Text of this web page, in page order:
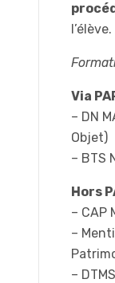
Via
– DN
Objet)
– BTS
Hors
– CAP
–
–